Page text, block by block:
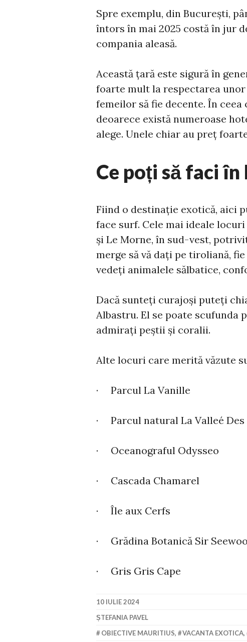
Spre exemplu, din București,
întors în mai 2025 costă în jur
compania aleasă.
Această țară este sigură în
foarte mult la respectarea
femeilor să fie decente. În
deoarece există numeroase
alege. Unele chiar au preț
Ce poți să faci
Fiind o destinație exotică, aici
face surf. Cele mai ideale
și Le Morne, în sud-vest,
merge să vă dați pe tiroliană,
vedeți animalele sălbatice,
Dacă sunteți curajoși puteți
Albastru. El se poate scufunda
admirați peștii și coralii.
Alte locuri care merită văzute
· Parcul La Vanille
· Parcul natural La Valleé Des
· Oceanograful Odysseo
· Cascada Chamarel
· Île aux Cerfs
· Grădina Botanică Sir
· Gris Gris Cape
10 IULIE 2024
ȘTEFANIA PAVEL
OBIECTIVE MAURITIUS, VACANTA EXOTICA,